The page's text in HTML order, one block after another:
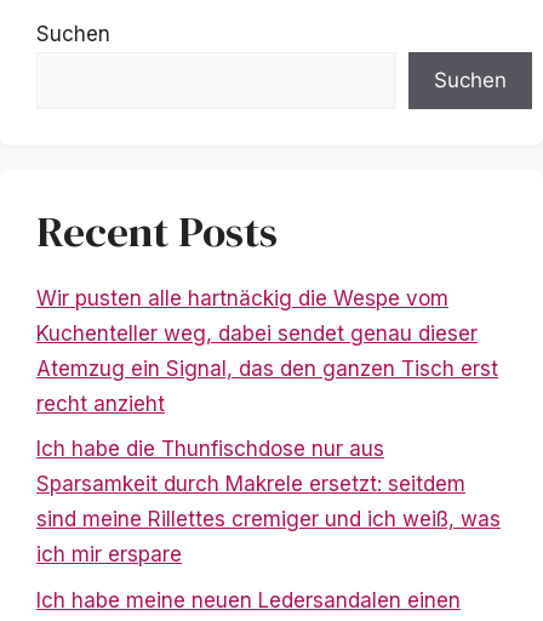
Suchen
Suchen
Recent Posts
Wir pusten alle hartnäckig die Wespe vom
Kuchenteller weg, dabei sendet genau dieser
Atemzug ein Signal, das den ganzen Tisch erst
recht anzieht
Ich habe die Thunfischdose nur aus
Sparsamkeit durch Makrele ersetzt: seitdem
sind meine Rillettes cremiger und ich weiß, was
ich mir erspare
Ich habe meine neuen Ledersandalen einen